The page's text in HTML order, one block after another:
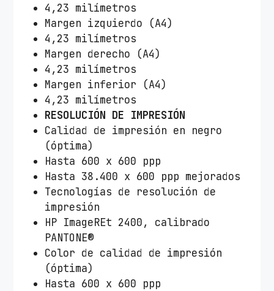
4,23 milímetros
Margen izquierdo (A4)
4,23 milímetros
Margen derecho (A4)
4,23 milímetros
Margen inferior (A4)
4,23 milímetros
RESOLUCIÓN DE IMPRESIÓN
Calidad de impresión en negro
(óptima)
Hasta 600 x 600 ppp
Hasta 38.400 x 600 ppp mejorados
Tecnologías de resolución de
impresión
HP ImageREt 2400, calibrado
PANTONE®
Color de calidad de impresión
(óptima)
Hasta 600 x 600 ppp